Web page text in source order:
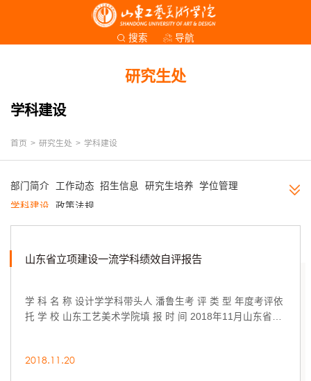
搜索 导航
研究生处
学科建设
首页 > 研究生处 > 学科建设
部门简介 工作动态 招生信息 研究生培养 学位管理
学科建设
政策法规
山东省立项建设一流学科绩效自评报告
学 科 名 称 设计学学科带头人 潘鲁生考 评 类 型 年度考评依
托 学 校 山东工艺美术学院填 报 时 间 2018年11月山东省教
2018.11.20